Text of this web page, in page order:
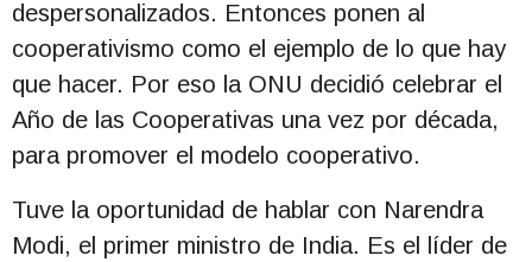
despersonalizados. Entonces ponen al
cooperativismo como el ejemplo de lo que hay
que hacer. Por eso la ONU decidió celebrar el
Año de las Cooperativas una vez por década,
para promover el modelo cooperativo.
Tuve la oportunidad de hablar con Narendra
Modi, el primer ministro de India. Es el líder de